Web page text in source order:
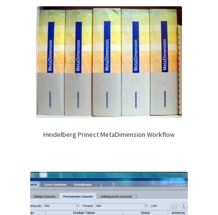
Heidelberg Prinect MetaDimension Workflow